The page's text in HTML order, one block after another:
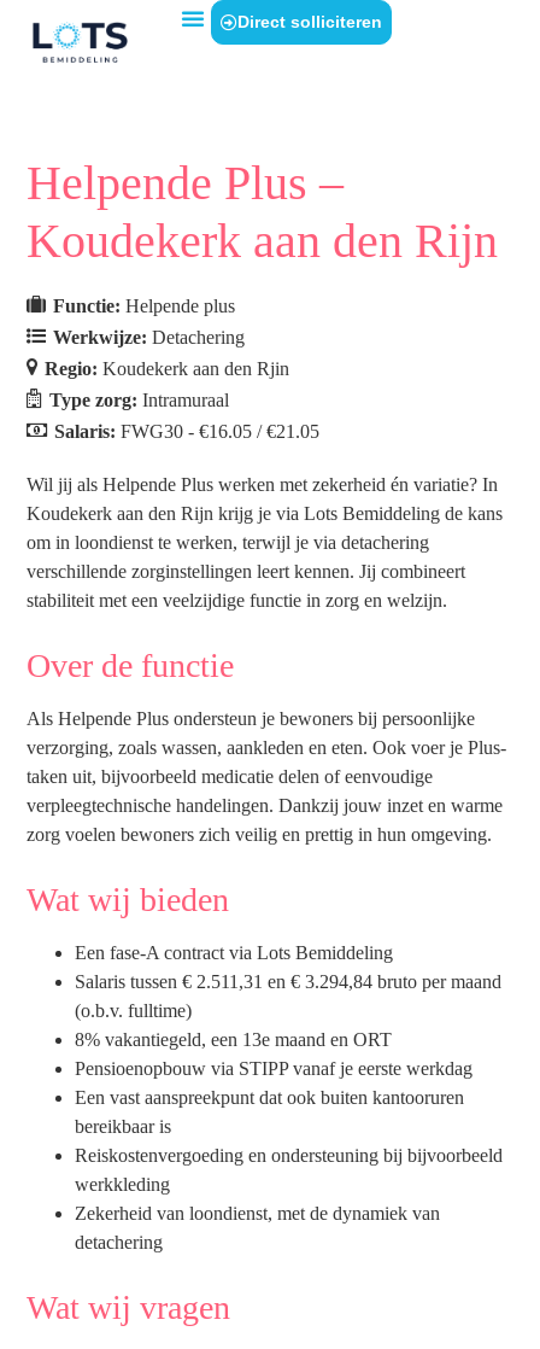
Direct solliciteren
Helpende Plus –
Koudekerk aan den Rijn
Functie:Helpende plus
Werkwijze:Detachering
Regio:Koudekerk aan den Rjin
Type zorg:Intramuraal
Salaris:FWG30 - €16.05 / €21.05
Wil jij als Helpende Plus werken met zekerheid én variatie? In
Koudekerk aan den Rijn krijg je via Lots Bemiddeling de kans
om in loondienst te werken, terwijl je via detachering
verschillende zorginstellingen leert kennen. Jij combineert
stabiliteit met een veelzijdige functie in zorg en welzijn.
Over de functie
Als Helpende Plus ondersteun je bewoners bij persoonlijke
verzorging, zoals wassen, aankleden en eten. Ook voer je Plus-
taken uit, bijvoorbeeld medicatie delen of eenvoudige
verpleegtechnische handelingen. Dankzij jouw inzet en warme
zorg voelen bewoners zich veilig en prettig in hun omgeving.
Wat wij bieden
Een fase-A contract via Lots Bemiddeling
Salaris tussen € 2.511,31 en € 3.294,84 bruto per maand
(o.b.v. fulltime)
8% vakantiegeld, een 13e maand en ORT
Pensioenopbouw via STIPP vanaf je eerste werkdag
Een vast aanspreekpunt dat ook buiten kantooruren
bereikbaar is
Reiskostenvergoeding en ondersteuning bij bijvoorbeeld
werkkleding
Zekerheid van loondienst, met de dynamiek van
detachering
Wat wij vragen